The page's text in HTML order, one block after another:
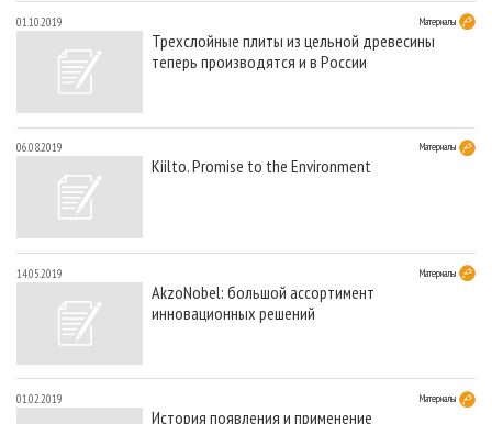
01.10.2019 Материалы
Трехслойные плиты из цельной древесины
теперь производятся и в России
06.08.2019 Материалы
Kiilto. Promise to the Environment
14.05.2019 Материалы
AkzoNobel: большой ассортимент
инновационных решений
01.02.2019 Материалы
История появления и применение